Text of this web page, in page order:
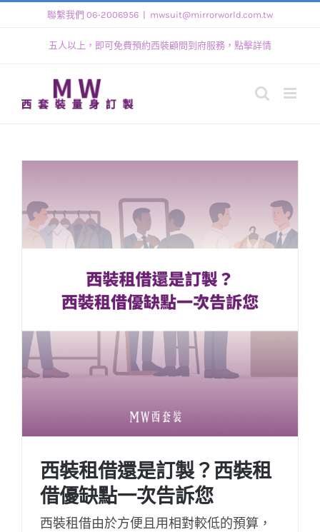
聯繫我們 06-2006956 mwsuit@mirrorworld.com.tw
五人以上，即可免費預約西裝顧問到府服務，點擊詳情
西裝租借還是訂製？西裝租
借優缺點一次告訴您
西裝租借由於方便且用相對較低的預算，